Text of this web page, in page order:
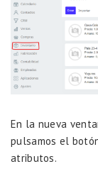
En la nueva
pulsamos el
atributos.